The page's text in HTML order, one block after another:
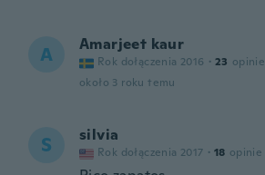
A Amarjeet kaur
Rok dołączenia 2016 · 23 opinie
około 3 roku temu
S silvia
Rok dołączenia 2017 · 18 opinie